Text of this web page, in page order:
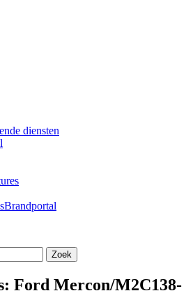
diensten
Brandportal
Ford Mercon/M2C138-